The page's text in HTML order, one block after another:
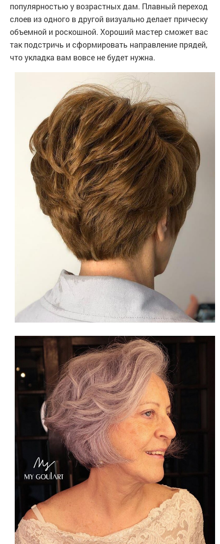
популярностью у возрастных дам. Плавный переход
слоев из одного в другой визуально делает прическу
объемной и роскошной. Хороший мастер сможет вас
так подстричь и сформировать направление прядей,
что укладка вам вовсе не будет нужна.